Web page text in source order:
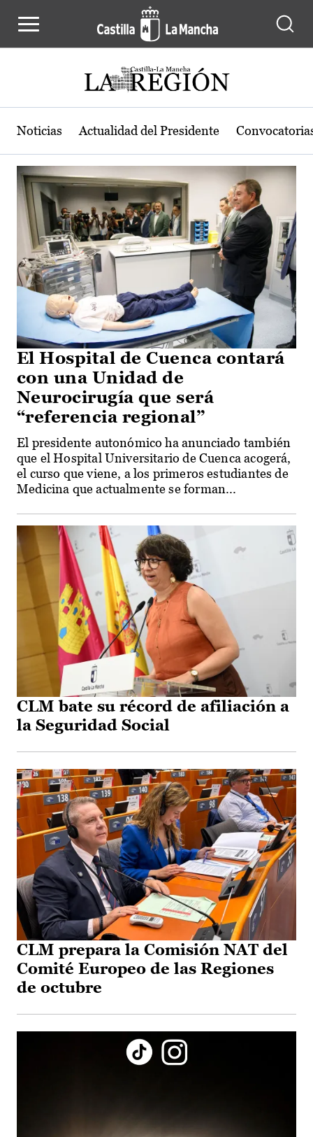
Actualidad de la región de Castilla-
Noticias Actualidad del Presidente
El Hospital de Cuenca contará
con una Unidad de
Neurocirugía que será
“referencia regional”
El presidente autonómico ha anunciado también
que el Hospital Universitario de Cuenca acogerá,
el curso que viene, a los primeros estudiantes de
Medicina que actualmente se forman...
CLM bate su récord de afiliación a
la Seguridad Social
CLM prepara la Comisión NAT del
Comité Europeo de las Regiones
de octubre